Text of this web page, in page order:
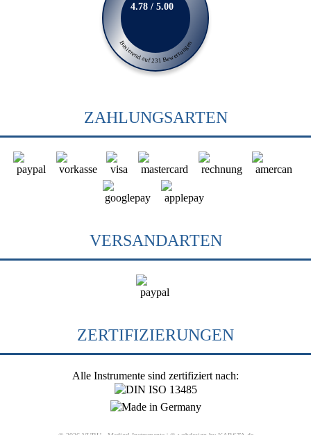
Basierend auf 231 Bewertungen
4.78 / 5.00
ZAHLUNGSARTEN
VERSANDARTEN
ZERTIFIZIERUNGEN
Alle Instrumente sind zertifiziert nach: